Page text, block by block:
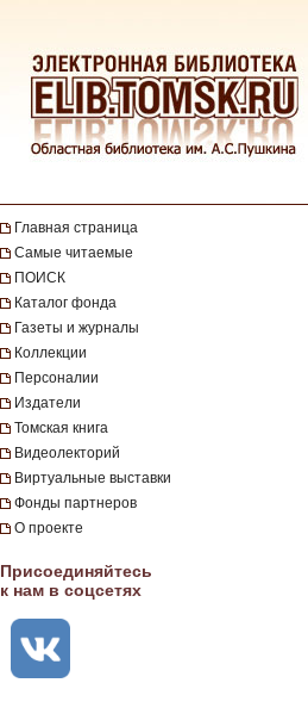
Главная страница
Самые читаемые
ПОИСК
Каталог фонда
Газеты и журналы
Коллекции
Персоналии
Издатели
Томская книга
Видеолекторий
Виртуальные выставки
Фонды партнеров
О проекте
Присоединяйтесь
к нам в соцсетях